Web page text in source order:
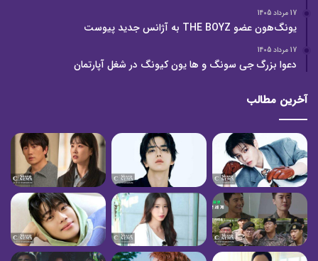
17 مرداد 1405
یونگ‌هون عضو THE BOYZ به آژانس جدید پیوست
17 مرداد 1405
دعوا بزرگ جی سونگ و ها یون کیونگ در شغل آپارتمان
آخرین مطالب